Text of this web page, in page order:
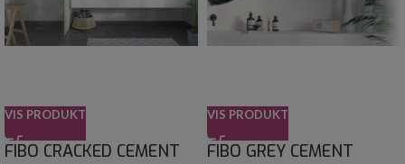
VIS PRODUKT
FIBO CRACKED CEMENT
VIS PRODUKT
FIBO GREY CEMENT